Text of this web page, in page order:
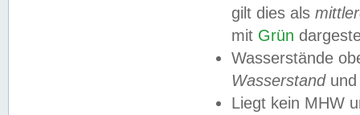
gilt dies als
mit Grün
Wasserstände
Wasserstandund
Liegt kein MHW